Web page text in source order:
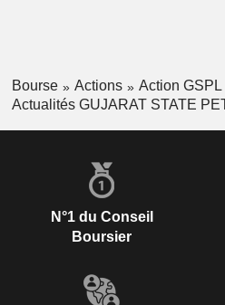
Bourse Actions
Action GSPL
Actualités GUJARAT STATE
N°1 du Conseil
Boursier